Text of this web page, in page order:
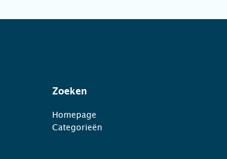
Zoeken
Homepage
Categorieën